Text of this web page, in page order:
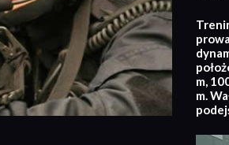
m,
m.